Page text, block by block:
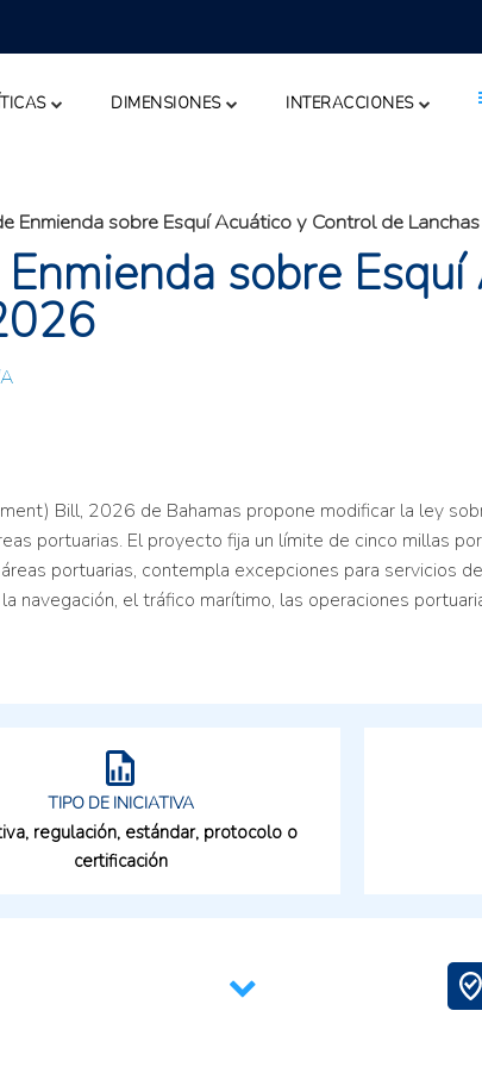
DIMENSIONES INTERACCIONES
Enmienda sobre Esquí Acuático y Control de
sobre
Bill, 2026 de Bahamas propone modificar la ley
portuarias. El proyecto fija un límite de cinco millas
portuarias, contempla excepciones para servicios
navegación, el tráfico marítimo, las operaciones
TIPO DE INICIATIVA
regulación, estándar, protocolo o
certificación